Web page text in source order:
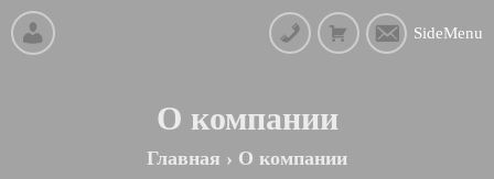
SideMenu
О компании
Главная › О компании